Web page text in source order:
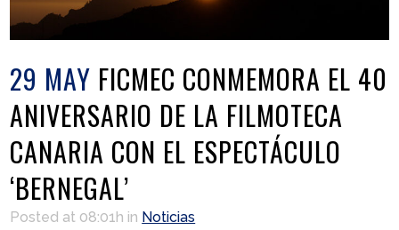
29 MAY FICMEC CONMEMORA EL 40
ANIVERSARIO DE LA FILMOTECA
CANARIA CON EL ESPECTÁCULO
‘BERNEGAL’
Posted at 08:01h in Noticias